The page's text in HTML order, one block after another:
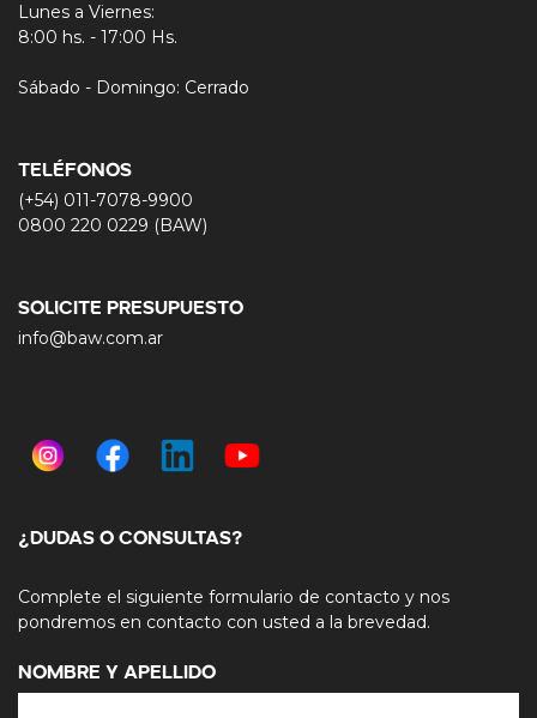
¿DUDAS O CONSULTAS?
Complete el siguiente formulario de contacto y nos
pondremos en contacto con usted a la brevedad.
Nombre y Apellido
Lunes a Viernes:
8:00 hs. - 17:00 Hs.
Sábado - Domingo: Cerrado
TELÉFONOS
(+54) 011-7078-9900
0800 220 0229 (BAW)
SOLICITE PRESUPUESTO
info@baw.com.ar